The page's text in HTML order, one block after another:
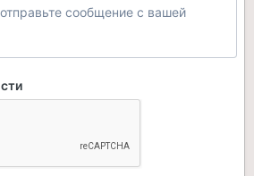
сообщение с вашей